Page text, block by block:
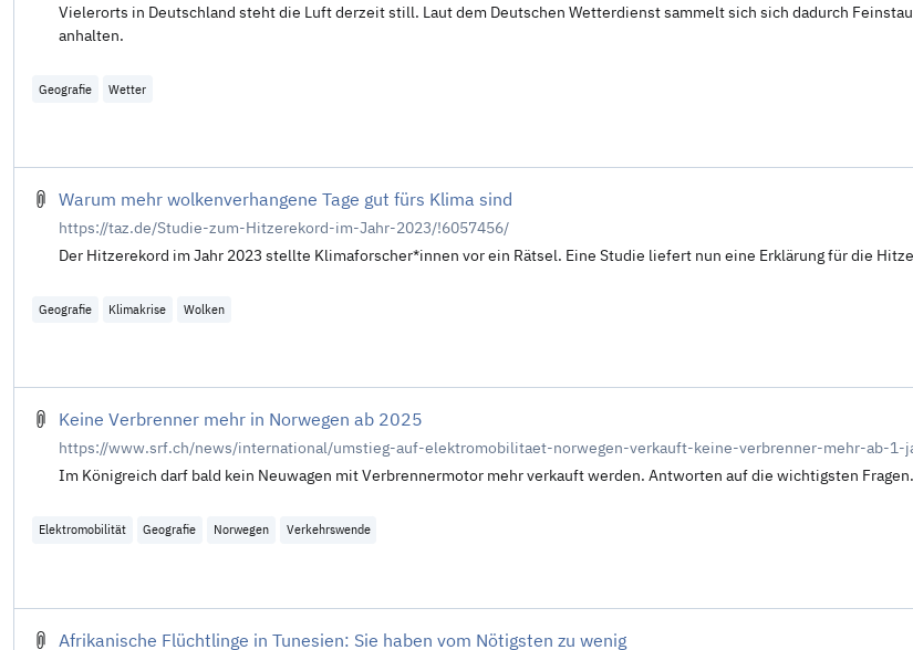
Vielerorts in Deutschland steht die Luft derzeit still. Laut dem Deutschen Wetterdienst sammelt sich sich dadurch
anhalten.
Geografie Wetter
Warum mehr wolken­verhangene Tage gut fürs Klima sind
https://taz.de/Studie-zum-Hitzerekord-im-Jahr-2023/!6057456/
Der Hitzerekord im Jahr 2023 stellte Kli­ma­for­sche­r*in­nen vor ein Rätsel. Eine Studie liefert nun eine Erklärung für die
Geografie Klimakrise Wolken
Keine Verbrenner mehr in Norwegen ab 2025
https://www.srf.ch/news/international/umstieg-auf-elektromobilitaet-norwegen-verkauft-keine-verbrenner-mehr-ab-1-
Im Königreich darf bald kein Neuwagen mit Verbrennermotor mehr verkauft werden. Antworten auf die wichtigsten Fragen.
Elektromobilität Geografie Norwegen Verkehrswende
Afrikanische Flüchtlinge in Tunesien: Sie haben vom Nötigsten zu wenig